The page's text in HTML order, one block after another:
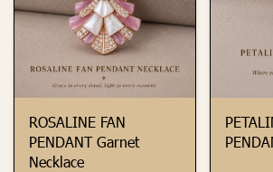
ROSALINE FAN
PENDANT Garnet
Necklace